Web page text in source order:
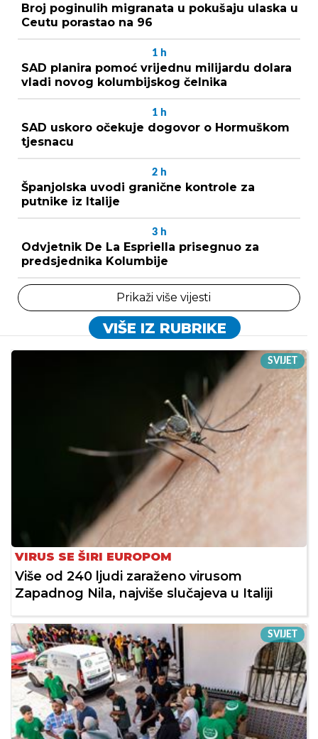
Broj poginulih migranata u pokušaju ulaska u
Ceutu porastao na 96
1 h
SAD planira pomoć vrijednu milijardu dolara
vladi novog kolumbijskog čelnika
1 h
SAD uskoro očekuje dogovor o Hormuškom
tjesnacu
2 h
Španjolska uvodi granične kontrole za
putnike iz Italije
3 h
Odvjetnik De La Espriella prisegnuo za
predsjednika Kolumbije
Prikaži više vijesti
VIŠE IZ RUBRIKE
SVIJET
VIRUS SE ŠIRI EUROPOM
Više od 240 ljudi zaraženo virusom
Zapadnog Nila, najviše slučajeva u Italiji
SVIJET